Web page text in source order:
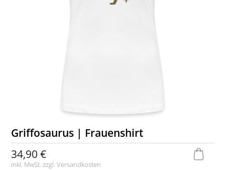
Griffosaurus | Frauenshirt
34,90 €
inkl. MwSt. zzgl.Versandkosten